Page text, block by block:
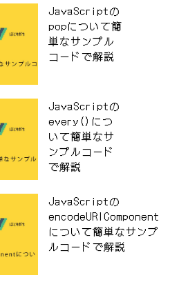
JavaScriptの
popについて簡
単なサンプル
コードで解説
JavaScriptの
every()につ
いて簡単なサ
ンプルコード
で解説
JavaScriptの
encodeURIComponent
について簡単なサンプ
ルコードで解説